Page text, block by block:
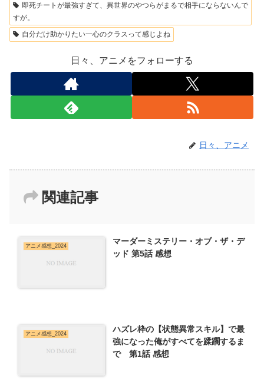
即死チートが最強すぎて、異世界のやつらがまるで相手にならないんで
すが。
自分だけ助かりたい一心のクラスって感じよね
日々、アニメをフォローする
日々、アニメ
関連記事
アニメ感想_2024
マーダーミステリー・オブ・ザ・デ
ッド 第5話 感想
アニメ感想_2024
ハズレ枠の【状態異常スキル】で最
強になった俺がすべてを蹂躙するま
で 第1話 感想